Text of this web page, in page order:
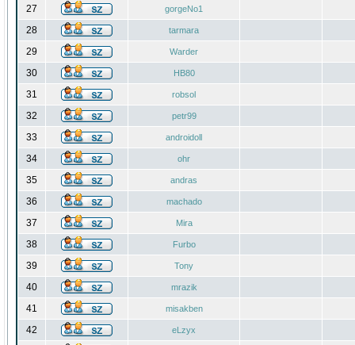
27 gorgeNo1
28 tarmara
29 Warder
30 HB80
31 robsol
32 petr99
33 androidoll
34 ohr
35 andras
36 machado
37 Mira
38 Furbo
39 Tony
40 mrazik
41 misakben
42 eLzyx